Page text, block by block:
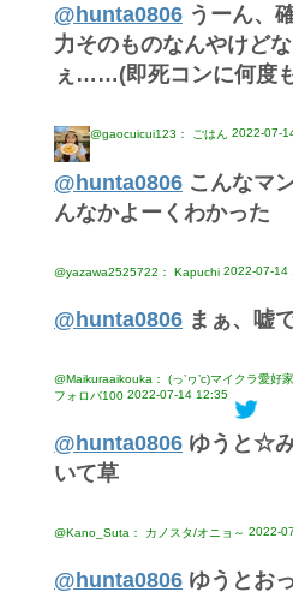
@hunta0806 うーん、
力そのものなんやけど
ぇ……(即死コンに何度
@gaocuicui123： ごはん 2022-07-
@hunta0806 こんなマ
んなかよーくわかった
@yazawa2525722： Kapuchi 2022-07-14
@hunta0806 まぁ、嘘
@Maikuraaikouka： (っ’ヮ’c)マイクラ愛好
フォロバ100 2022-07-14 12:35
@hunta0806 ゆうと☆
いて草
@Kano_Suta： カノスタ/オニョ～ 2022-
@hunta0806 ゆうとお